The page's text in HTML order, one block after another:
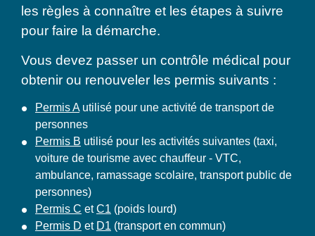
les règles à connaître et les étapes à suivre
pour faire la démarche.
Vous devez passer un contrôle médical pour
obtenir ou renouveler les permis suivants :
Permis Autilisé pour une activité de transport de
personnes
Permis B utilisé pour les activités suivantes (taxi,
voiture de tourisme avec chauffeur - VTC,
ambulance, ramassage scolaire, transport public de
personnes)
Permis C etC1 (poids lourd)
Permis D et D1 (transport en commun)